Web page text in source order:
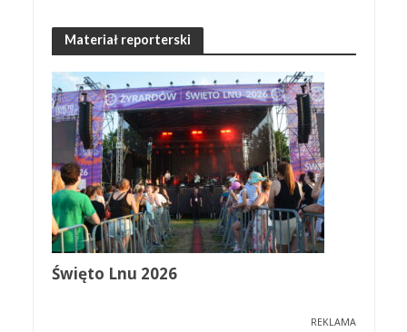
Materiał reporterski
Święto Lnu 2026
REKLAMA